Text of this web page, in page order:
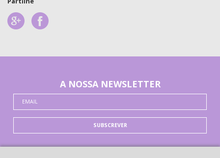
A NOSSA NEWSLETTER
SUBSCREVER